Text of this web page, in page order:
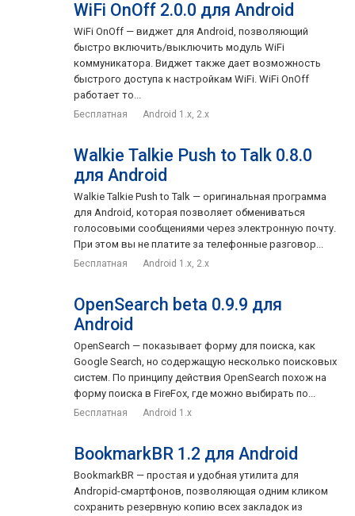
WiFi OnOff 2.0.0 для Android
WiFi OnOff — виджет для Android, позволяющий
быстро включить/выключить модуль WiFi
коммуникатора. Виджет также дает возможность
быстрого доступа к настройкам WiFi. WiFi OnOff
работает то...
Бесплатная Android 1.x, 2.x
Walkie Talkie Push to Talk 0.8.0
для Android
Walkie Talkie Push to Talk — оригинальная программа
для Android, которая позволяет обмениваться
голосовыми сообщениями через электронную почту.
При этом вы не платите за телефонные разговор...
Бесплатная Android 1.x, 2.x
OpenSearch beta 0.9.9 для
Android
OpenSearch — показывает форму для поиска, как
Google Search, но содержащую несколько поисковых
систем. По принципу действия OpenSearch похож на
форму поиска в FireFox, где можно выбирать по...
Бесплатная Android 1.x
BookmarkBR 1.2 для Android
BookmarkBR — простая и удобная утилита для
Andropid-смартфонов, позволяющая одним кликом
сохранить резервную копию всех закладок из